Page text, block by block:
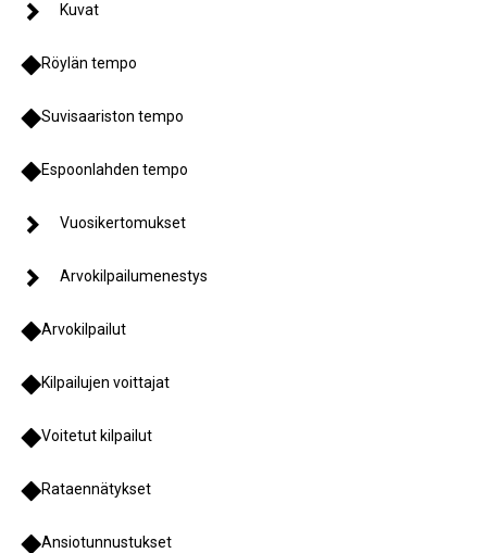
Kuvat
Röylän tempo
Suvisaariston tempo
Espoonlahden tempo
Vuosikertomukset
Arvokilpailumenestys
Arvokilpailut
Kilpailujen voittajat
Voitetut kilpailut
Rataennätykset
Ansiotunnustukset